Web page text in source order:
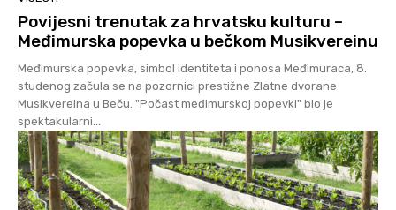
Povijesni trenutak za hrvatsku kulturu –
Međimurska popevka u bečkom Musikvereinu
Međimurska popevka, simbol identiteta i ponosa Međimuraca, 8.
studenog začula se na pozornici prestižne Zlatne dvorane
Musikvereina u Beču. "Počast međimurskoj popevki" bio je
spektakularni...